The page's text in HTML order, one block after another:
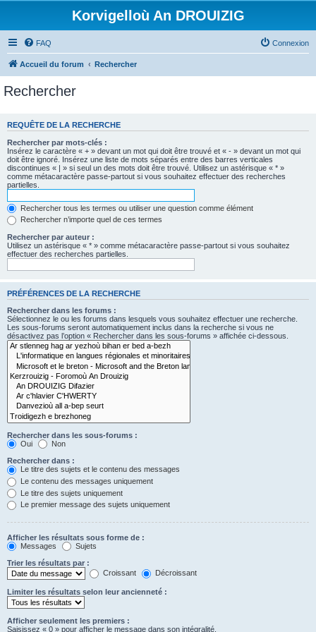
Korvigelloù An DROUIZIG
FAQ Connexion
Accueil du forum Rechercher
Rechercher
REQUÊTE DE LA RECHERCHE
Rechercher par mots-clés :
Insérez le caractère « + » devant un mot qui doit être trouvé et « - » devant un mot qui
doit être ignoré. Insérez une liste de mots séparés entre des barres verticales
discontinues « | » si seul un des mots doit être trouvé. Utilisez un astérisque « * »
comme métacaractère passe-partout si vous souhaitez effectuer des recherches
partielles.
Rechercher tous les termes ou utiliser une question comme élément
Rechercher n’importe quel de ces termes
Rechercher par auteur :
Utilisez un astérisque « * » comme métacaractère passe-partout si vous souhaitez
effectuer des recherches partielles.
PRÉFÉRENCES DE LA RECHERCHE
Rechercher dans les forums :
Sélectionnez le ou les forums dans lesquels vous souhaitez effectuer une recherche.
Les sous-forums seront automatiquement inclus dans la recherche si vous ne
désactivez pas l’option « Rechercher dans les sous-forums » affichée ci-dessous.
Rechercher dans les sous-forums :
Oui
Non
Rechercher dans :
Le titre des sujets et le contenu des messages
Le contenu des messages uniquement
Le titre des sujets uniquement
Le premier message des sujets uniquement
Afficher les résultats sous forme de :
Messages
Sujets
Trier les résultats par :
Croissant
Décroissant
Limiter les résultats selon leur ancienneté :
Afficher seulement les premiers :
Saisissez « 0 » pour afficher le message dans son intégralité.